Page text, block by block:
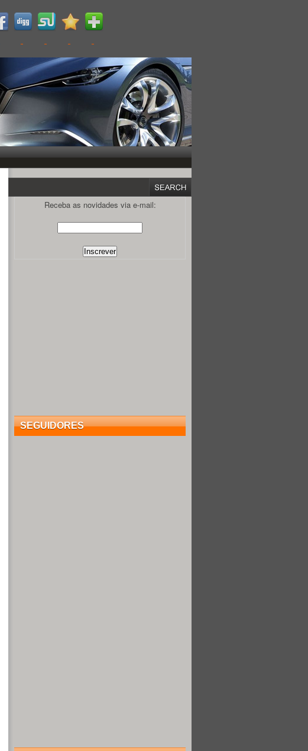
Receba as novidades via e-mail:
SEGUIDORES